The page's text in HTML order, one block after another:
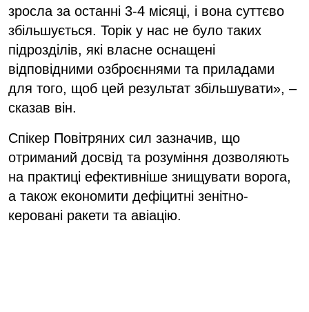
зросла за останні 3-4 місяці, і вона суттєво
збільшується. Торік у нас не було таких
підрозділів, які власне оснащені
відповідними озброєннями та приладами
для того, щоб цей результат збільшувати», –
сказав він.
Спікер Повітряних cил зазначив, що
отриманий досвід та розуміння дозволяють
на практиці ефективніше знищувати ворога,
а також економити дефіцитні зенітно-
керовані ракети та авіацію.